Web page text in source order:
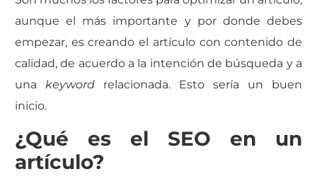
aunque el más importante y por donde debes
empezar, es creando el artículo con contenido de
calidad, de acuerdo a la intención de búsqueda y a
una keyword relacionada. Esto sería un buen
inicio.
¿Qué es el SEO en un
artículo?